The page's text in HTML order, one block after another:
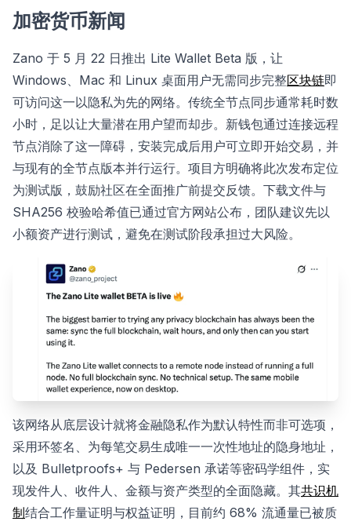
加密货币新闻
Zano 于 5 月 22 日推出 Lite Wallet Beta 版，让
Windows、Mac 和 Linux 桌面用户无需同步完整区块链即
可访问这一以隐私为先的网络。传统全节点同步通常耗时数
小时，足以让大量潜在用户望而却步。新钱包通过连接远程
节点消除了这一障碍，安装完成后用户可立即开始交易，并
与现有的全节点版本并行运行。项目方明确将此次发布定位
为测试版，鼓励社区在全面推广前提交反馈。下载文件与
SHA256 校验哈希值已通过官方网站公布，团队建议先以
小额资产进行测试，避免在测试阶段承担过大风险。
该网络从底层设计就将金融隐私作为默认特性而非可选项，
采用环签名、为每笔交易生成唯一一次性地址的隐身地址，
以及 Bulletproofs+ 与 Pedersen 承诺等密码学组件，实
现发件人、收件人、金额与资产类型的全面隐藏。其共识机
制结合工作量证明与权益证明，目前约 68% 流通量已被质